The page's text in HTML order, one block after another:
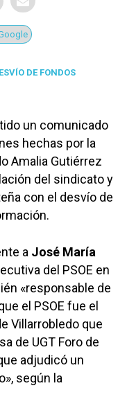
DE FONDOS
un comunicado
hechas por la
Amalia Gutiérrez
del sindicato y
con el desvío de
a José María
del PSOE en
«responsable de
el PSOE fue el
Villarrobledo que
de UGT Foro de
adjudicó un
según la